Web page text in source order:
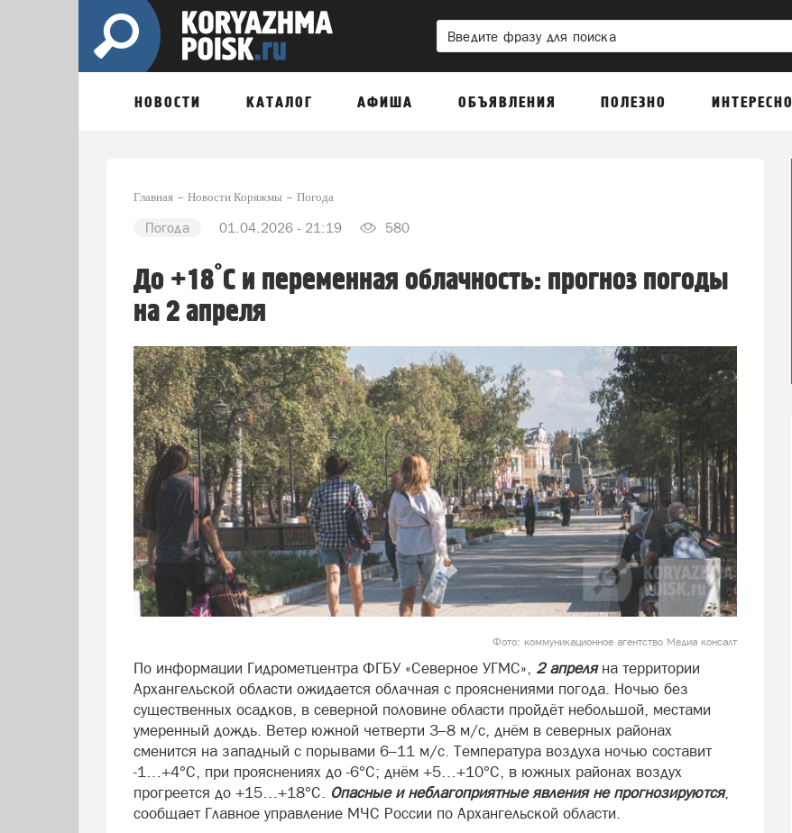
НОВОСТИ КАТАЛОГ АФИША ОБЪЯВЛЕНИЯ ПОЛЕЗНО ИНТЕРЕСНО
Главная Новости Коряжмы Погода
Погода 01.04.2026 - 21:19 580
До +18°С и переменная облачность: прогноз погоды
на 2 апреля
Фото: коммуникационное агентство Медиа консалт
По информации Гидрометцентра ФГБУ «Северное УГМС», 2 апреляна территории
Архангельской области ожидается облачная с прояснениями погода. Ночью без
существенных осадков, в северной половине области пройдёт небольшой, местами
умеренный дождь. Ветер южной четверти 3–8 м/с, днём в северных районах
сменится на западный с порывами 6–11 м/с. Температура воздуха ночью составит
-1…+4°С, при прояснениях до -6°С; днём +5…+10°С, в южных районах воздух
прогреется до +15…+18°С. Опасные и неблагоприятные явления не прогнозируются,
сообщает Главное управление МЧС России по Архангельской области.